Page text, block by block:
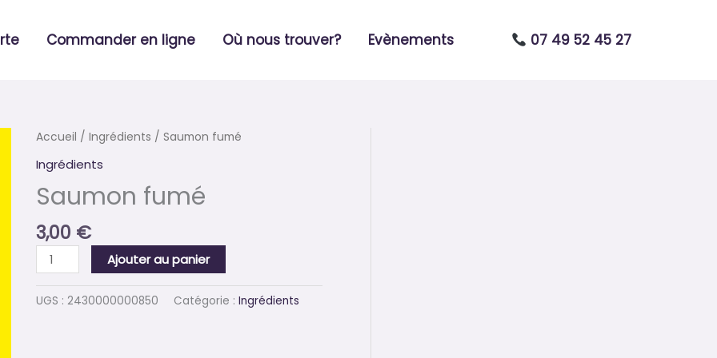
Commander en ligne Où nous trouver? Evènements 07 49 52 45 27
Accueil / Ingrédients / Saumon fumé
Ingrédients
Saumon fumé
3,00 €
quantité
Saumon
fumé
Ajouter au panier
UGS : 2430000000850 Catégorie : Ingrédients